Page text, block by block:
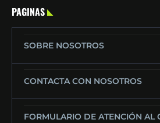
PAGINAS
SOBRE NOSOTROS
CONTACTA CON NOSOTROS
FORMULARIO DE ATENCIÓN AL